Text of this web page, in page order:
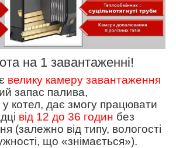
на 1 завантаженні!
велику камеру завантаження
запас палива,
котел, дає змогу працювати
від 12 до 36 годин без
(залежно від типу, вологості
що «знімається»).